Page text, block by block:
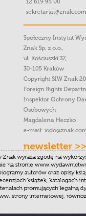
12 619 95 00
Społeczny Instytut
Znak Sp. z o.o.,
ul. Kościuszki 37,
30-105 Kraków
Copyright SIW Znak
Foreign Rights
Inspektor Ochrony
Osobowych
Magdalena Heczko
e-mail:
newsletter >>
Znak wyraża zgodę na
na stronie
autorów oraz opisy
książek, katalogach
promujących legalną
strony internetowej,